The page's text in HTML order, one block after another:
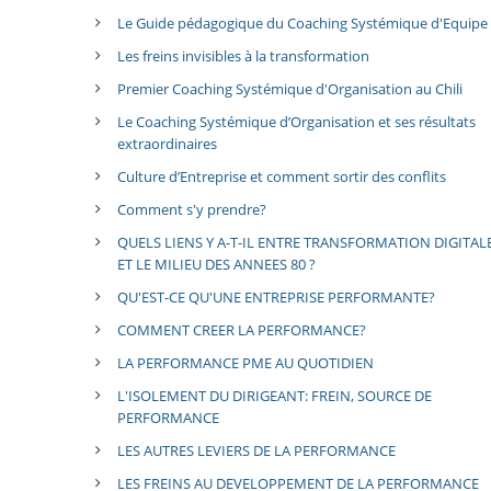
Le Guide pédagogique du Coaching Systémique d'Equipe
Les freins invisibles à la transformation
Premier Coaching Systémique d'Organisation au Chili
Le Coaching Systémique d’Organisation et ses résultats
extraordinaires
Culture d’Entreprise et comment sortir des conflits
Comment s'y prendre?
QUELS LIENS Y A-T-IL ENTRE TRANSFORMATION
ET LE MILIEU DES ANNEES 80 ?
QU'EST-CE QU'UNE ENTREPRISE PERFORMANTE?
COMMENT CREER LA PERFORMANCE?
LA PERFORMANCE PME AU QUOTIDIEN
L'ISOLEMENT DU DIRIGEANT: FREIN, SOURCE DE
PERFORMANCE
LES AUTRES LEVIERS DE LA PERFORMANCE
LES FREINS AU DEVELOPPEMENT DE LA PERFORMANCE